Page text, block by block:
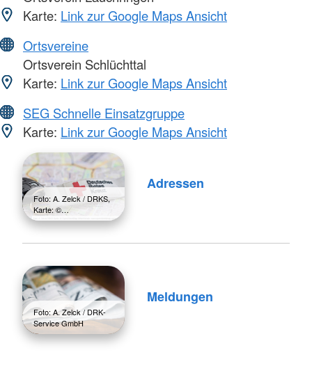
Karte: Link zur Google Maps Ansicht
Ortsvereine
Ortsverein Schlüchttal
Karte: Link zur Google Maps Ansicht
SEG Schnelle Einsatzgruppe
Karte: Link zur Google Maps Ansicht
Foto: A. Zelck / DRKS,
Karte: ©…
Adressen
Foto: A. Zelck / DRK-
Service GmbH
Meldungen